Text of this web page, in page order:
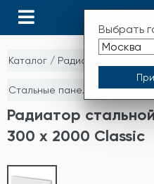
Выбрать
Каталог / Радиаторы
Стальные панельные
Радиатор
300 x 2000 Classic